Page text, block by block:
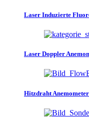
Laser Induzierte
Laser Doppler
Hitzdraht